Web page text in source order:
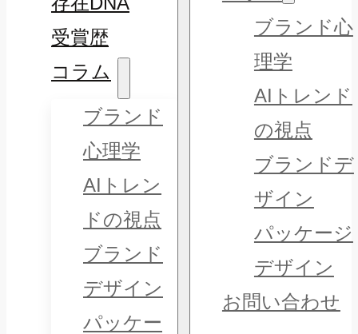
受賞歴
コラム
ブランド
心理学
AIトレン
ドの視点
ブランド
デザイン
パッケー
ブランド心
理学
AIトレンド
の視点
ブランドデ
ザイン
パッケージ
デザイン
お問い合わせ